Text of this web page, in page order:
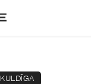
KULDĪGA